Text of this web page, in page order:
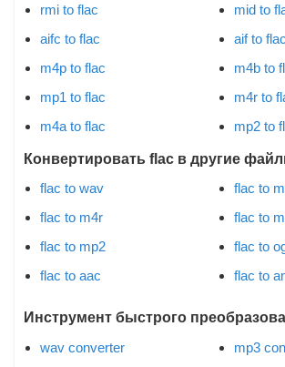
rmi to flac
aifc to flac
m4p to flac
mp1 to flac
m4a to flac
mid to
aif to flac
m4b to
m4r to
mp2 to
Конвертировать flac в другие
flac to wav
flac to m4r
flac to mp2
flac to aac
flac to
flac to
flac to
flac to
Инструмент быстрого
wav converter
mp3